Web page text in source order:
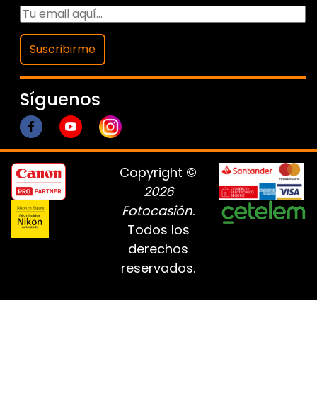
Suscribirme
Síguenos
Copyright ©
2026
Fotocasión.
Todos los
derechos
reservados.